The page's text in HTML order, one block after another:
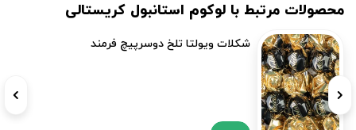
محصولات مرتبط با لوکوم استانبول کریستالی
شکلات ویولتا تلخ دوسرپیچ فرمند